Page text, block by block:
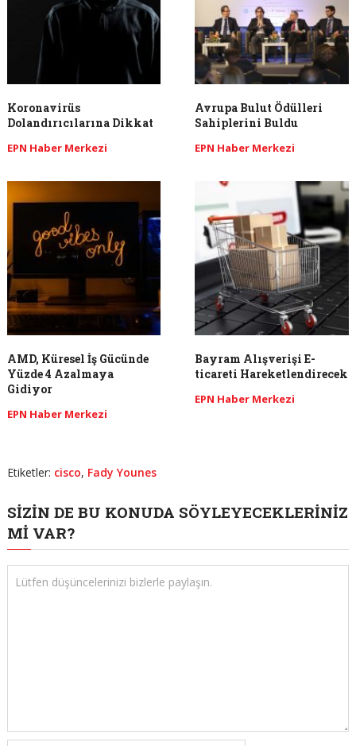
Koronavirüs
Dolandırıcılarına Dikkat
EPN Haber Merkezi
Avrupa Bulut Ödülleri
Sahiplerini Buldu
EPN Haber Merkezi
AMD, Küresel İş Gücünde
Yüzde 4 Azalmaya
Gidiyor
EPN Haber Merkezi
Bayram Alışverişi E-
ticareti Hareketlendirecek
EPN Haber Merkezi
Etiketler: cisco, Fady Younes
SIZIN DE BU KONUDA SÖYLEYECEKLERINIZ
MI VAR?